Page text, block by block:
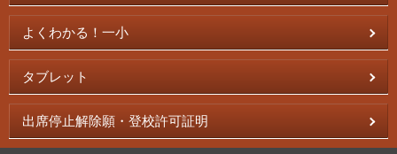
よくわかる！一小
タブレット
出席停止解除願・登校許可証明